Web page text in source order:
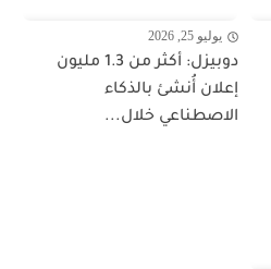
يوليو 25, 2026
دوبيزل: أكثر من 1.3 مليون
إعلان أُنشئ بالذكاء
الاصطناعي خلال...